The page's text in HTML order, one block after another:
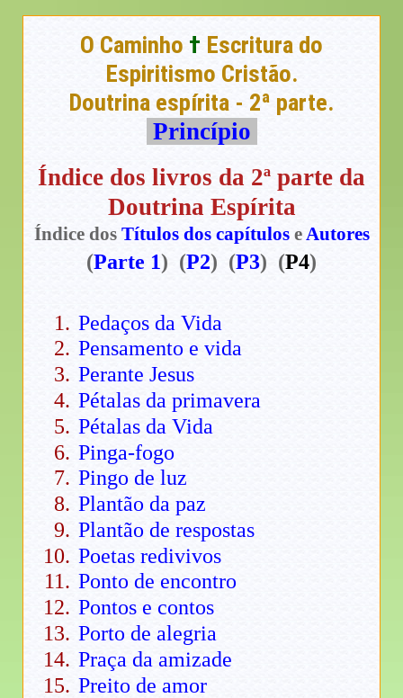
O Caminho † Escritura do
Espiritismo Cristão.
Doutrina espírita - 2ª parte.
Princípio
Índice dos livros da 2ª parte da
Doutrina Espírita
Índice dos Títulos dos capítuloseAutores
(Parte 1) (P2) (P3) (P4)
Pedaços da Vida
Pensamento e vida
Perante Jesus
Pétalas da primavera
Pétalas da Vida
Pinga-fogo
Pingo de luz
Plantão da paz
Plantão de respostas
Poetas redivivos
Ponto de encontro
Pontos e contos
Porto de alegria
Praça da amizade
Preito de amor